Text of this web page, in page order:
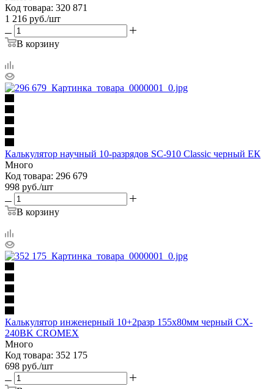
Код товара: 320 871
1 216 руб./шт
В корзину
Калькулятор научный 10-разрядов SC-910 Classic черный ЕК
Много
Код товара: 296 679
998 руб./шт
В корзину
Калькулятор инженерный 10+2разр 155х80мм черный СX-
240BK CROMEX
Много
Код товара: 352 175
698 руб./шт